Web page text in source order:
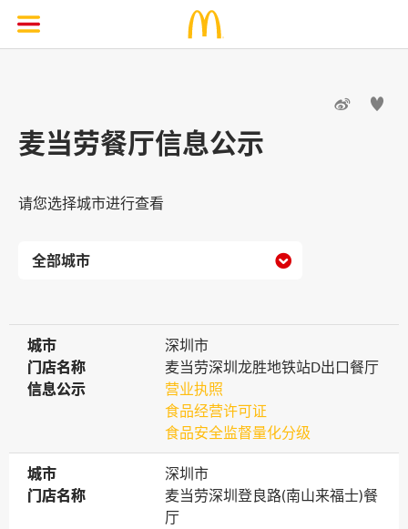
 
麦当劳餐厅信息公示
请您选择城市进行查看

城市
城市
深圳市
门店名称
门店名称
麦当劳深圳龙胜地铁站D出口餐厅
信息公示
信息公示
营业执照
食品经营许可证
食品安全监督量化分级
城市
城市
深圳市
门店名称
门店名称
麦当劳深圳登良路(南山来福士)餐
厅